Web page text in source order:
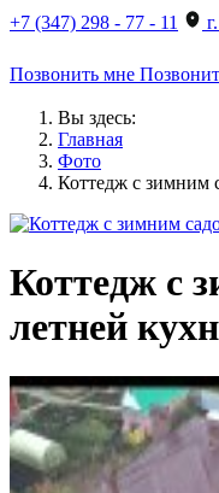
+7 (347) 298 - 77 - 11
Позвонить мне
Вы здесь:
Главная
Фото
Коттедж с зимним
Коттедж с
летней